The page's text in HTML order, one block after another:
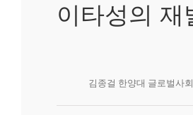
이타성의 재
김종걸 한양대 글로벌사